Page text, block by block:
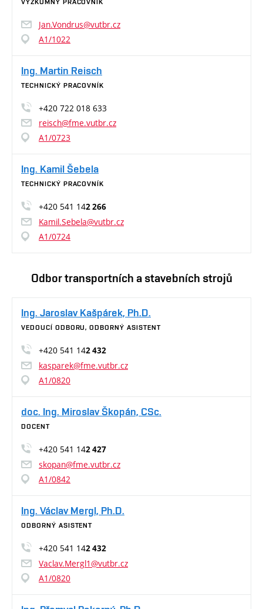
VÝZKUMNÝ PRACOVNÍK
Jan.Vondrus@vutbr.cz
A1/1022
Ing. Martin Reisch
TECHNICKÝ PRACOVNÍK
+420 722 018 633
reisch@fme.vutbr.cz
A1/0723
Ing. Kamil Šebela
TECHNICKÝ PRACOVNÍK
+420 541 142 266
Kamil.Sebela@vutbr.cz
A1/0724
Odbor transportních a stavebních strojů
Ing. Jaroslav Kašpárek, Ph.D.
VEDOUCÍ ODBORU, ODBORNÝ ASISTENT
+420 541 142 432
kasparek@fme.vutbr.cz
A1/0820
doc. Ing. Miroslav Škopán, CSc.
DOCENT
+420 541 142 427
skopan@fme.vutbr.cz
A1/0842
Ing. Václav Mergl, Ph.D.
ODBORNÝ ASISTENT
+420 541 142 432
Vaclav.Mergl1@vutbr.cz
A1/0820